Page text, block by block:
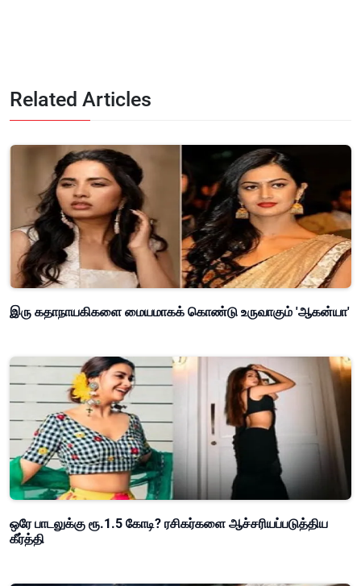
Related Articles
இரு கதாநாயகிகளை மையமாகக் கொண்டு உருவாகும் 'ஆகன்யா'
ஒரே பாடலுக்கு ரூ.1.5 கோடி? ரசிகர்களை ஆச்சரியப்படுத்திய
கீர்த்தி